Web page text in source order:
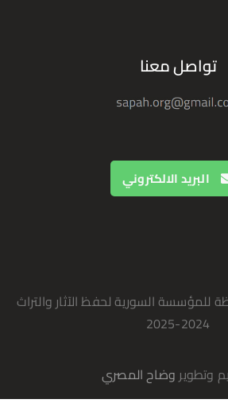
تواصل معنا
البريد الالكتروني
السورية لحفظ الآثار والتراث
2024-2025
وتطويروضاح المصري